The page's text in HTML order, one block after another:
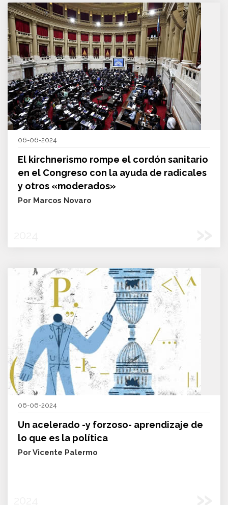
06-06-2024
El kirchnerismo rompe el cordón sanitario
en el Congreso con la ayuda de radicales
y otros «moderados»
Por Marcos Novaro
06-06-2024
Un acelerado -y forzoso- aprendizaje de
lo que es la política
Por Vicente Palermo